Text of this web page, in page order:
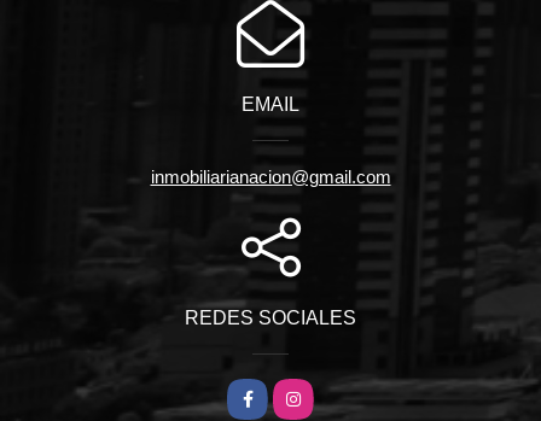
EMAIL
inmobiliarianacion@gmail.com
REDES SOCIALES
FacebookInstagram